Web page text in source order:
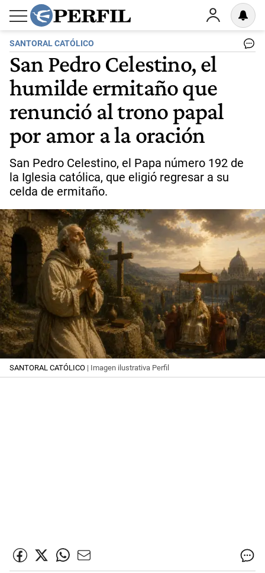
SANTORAL CATÓLICO
San Pedro Celestino, el
humilde ermitaño que
renunció al trono papal
por amor a la oración
San Pedro Celestino, el Papa número 192 de
la Iglesia católica, que eligió regresar a su
celda de ermitaño.
SANTORAL CATÓLICO | Imagen ilustrativa Perfil